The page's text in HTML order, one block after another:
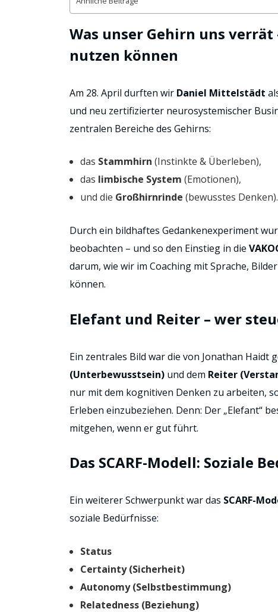
Was unser Gehirn uns
nutzen können
Am 28. April durften wir Daniel Mittelstädt
und neu zertifizierter neurosystemischer
zentralen Bereiche des Gehirns:
das Stammhirn (Instinkte & Überleben),
das limbische System (Emotionen),
und die Großhirnrinde (bewusstes Denken).
Durch ein bildhaftes Gedankenexperiment
beobachten – und so den Einstieg in die
darum, wie wir im Coaching mit Sprache,
können.
Elefant und Reiter – wer
Ein zentrales Bild war die von Jonathan Haidt
(Unterbewusstsein) und dem Reiter
nur mit dem kognitiven Denken zu arbeiten,
Erleben einzubeziehen. Denn: Der „Elefant“
mitgehen, wenn er gut führt.
Das SCARF-Modell: Soziale
Ein weiterer Schwerpunkt war das SCARF-
soziale Bedürfnisse:
Status
Certainty (Sicherheit)
Autonomy (Selbstbestimmung)
Relatedness (Beziehung)